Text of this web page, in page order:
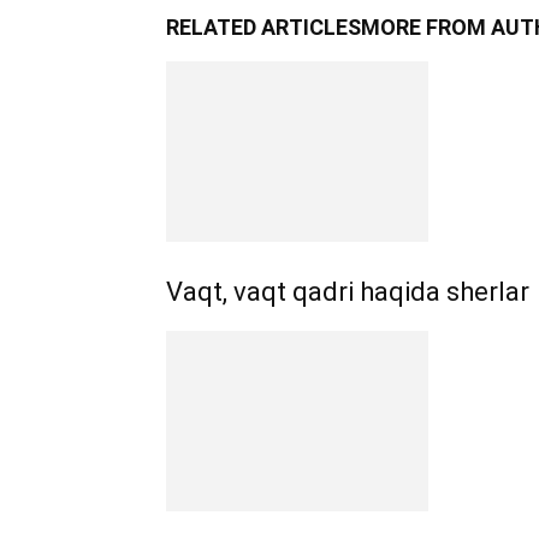
RELATED ARTICLESMORE FROM
Vaqt, vaqt qadri haqida sherlar